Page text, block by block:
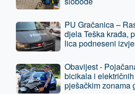
PU Gračanica –
djela Teška krađa,
lica podneseni
Obavijest -
bicikala i
pješačkim zonama